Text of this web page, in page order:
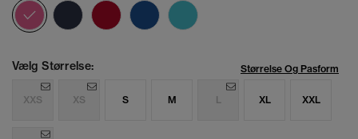
valgt
Vælg Størrelse: Størrelse Og Pasform
XXS XS S M L XL XXL